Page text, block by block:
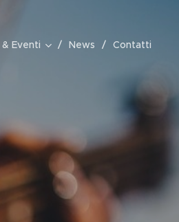
& Eventi News Contatti